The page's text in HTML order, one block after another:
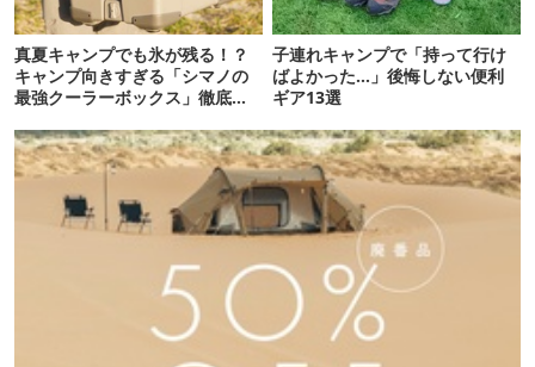
真夏キャンプでも氷が残る！？
キャンプ向きすぎる「シマノの
最強クーラーボックス」徹底解
子連れキャンプで「持って行け
ばよかった…」後悔しない便利
ギア13選